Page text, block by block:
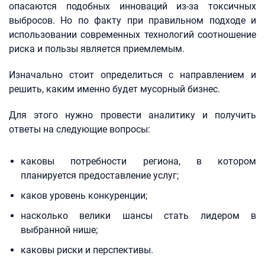
опасаются подобных инноваций из-за токсичных
выбросов. Но по факту при правильном подходе и
использовании современных технологий соотношение
риска и пользы является приемлемым.
Изначально стоит определиться с направлением и
решить, каким именно будет мусорный бизнес.
Для этого нужно провести аналитику и получить
ответы на следующие вопросы:
каковы потребности региона, в котором
планируется предоставление услуг;
каков уровень конкуренции;
насколько велики шансы стать лидером в
выбранной нише;
каковы риски и перспективы.